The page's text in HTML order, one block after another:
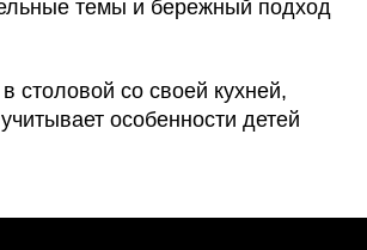
темы и бережный подход
столовой со своей кухней,
особенности детей